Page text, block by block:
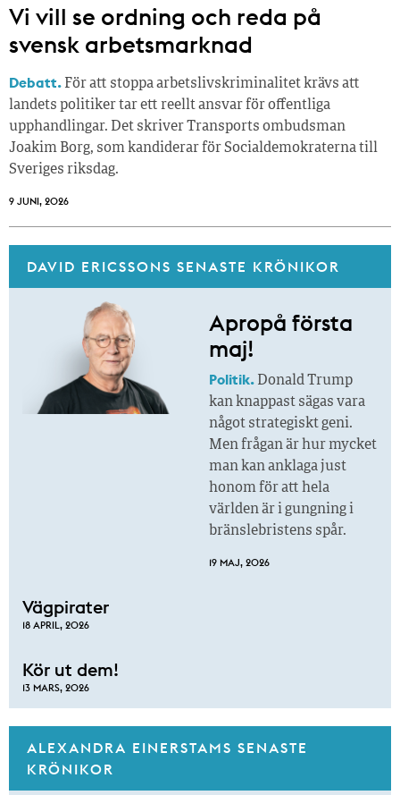
Vi vill se ordning och reda på
svensk arbetsmarknad
Debatt. För att stoppa arbetslivskriminalitet krävs att
landets politiker tar ett reellt ansvar för offentliga
upphandlingar. Det skriver Transports ombudsman
Joakim Borg, som kandiderar för Socialdemokraterna till
Sveriges riksdag.
9 JUNI, 2026
DAVID ERICSSONS SENASTE KRÖNIKOR
Apropå första
maj!
Politik. Donald Trump
kan knappast sägas vara
något strategiskt geni.
Men frågan är hur mycket
man kan anklaga just
honom för att hela
världen är i gungning i
bränslebristens spår.
19 MAJ, 2026
Vägpirater
18 APRIL, 2026
Kör ut dem!
13 MARS, 2026
ALEXANDRA EINERSTAMS SENASTE
KRÖNIKOR